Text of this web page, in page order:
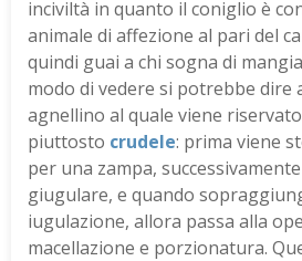
inciviltà in quanto il coniglio è
animale di affezione al pari del
quindi guai a chi sogna di
modo di vedere si potrebbe dire
agnellino al quale viene
piuttosto crudele: prima viene
per una zampa,
giugulare, e quando
iugulazione, allora passa alla
macellazione e porzionatura.